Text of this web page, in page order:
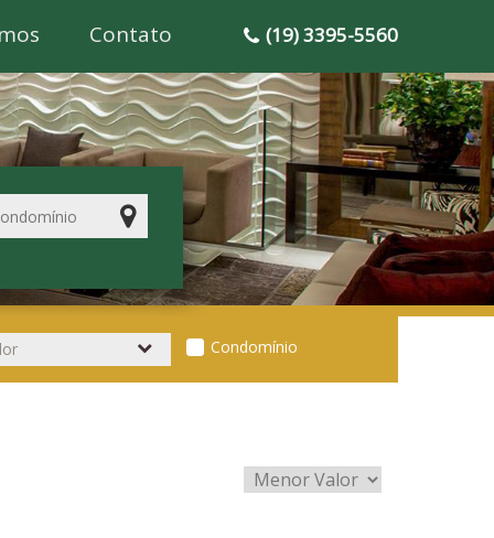
Contato (19) 3395-5560
Condomínio